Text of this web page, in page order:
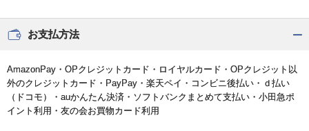
お支払方法
AmazonPay・OPクレジットカード・ロイヤルカード・OPクレジット以
外のクレジットカード・PayPay・楽天ペイ・コンビニ後払い・ｄ払い
（ドコモ）・auかんたん決済・ソフトバンクまとめて支払い・小田急ポ
イント利用・友の会お買物カード利用